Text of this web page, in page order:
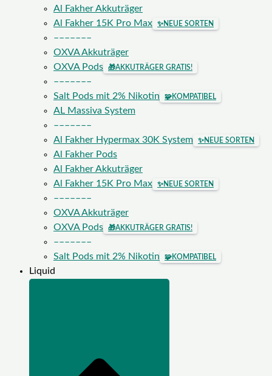
Al Fakher Akkuträger
Al Fakher 15K Pro Max
✨NEUE SORTEN
–––––––
OXVA Akkuträger
OXVA Pods
🎁AKKUTRÄGER GRATIS!
–––––––
Salt Pods mit 2% Nikotin
🧩KOMPATIBEL
AL Massiva System
–––––––
Al Fakher Hypermax 30K System
✨NEUE SORTEN
Al Fakher Pods
Al Fakher Akkuträger
Al Fakher 15K Pro Max
✨NEUE SORTEN
–––––––
OXVA Akkuträger
OXVA Pods
🎁AKKUTRÄGER GRATIS!
–––––––
Salt Pods mit 2% Nikotin
🧩KOMPATIBEL
Liquid